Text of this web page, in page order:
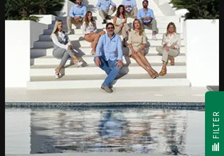
FILTER